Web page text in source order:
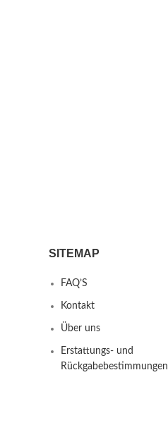
SITEMAP
FAQ’S
Kontakt
Über uns
Erstattungs- und
Rückgabebestimmungen